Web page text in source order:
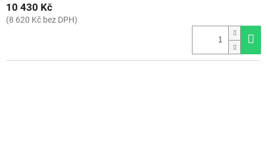
10 430 Kč
(8 620 Kč bez DPH)